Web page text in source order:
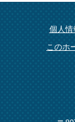
個人情
このホ